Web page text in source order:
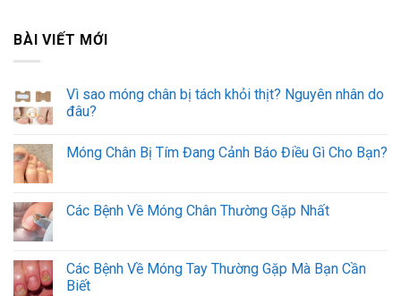
BÀI VIẾT MỚI
Vì sao móng chân bị tách khỏi thịt? Nguyên nhân do
đâu?
Móng Chân Bị Tím Đang Cảnh Báo Điều Gì Cho Bạn?
Các Bệnh Về Móng Chân Thường Gặp Nhất
Các Bệnh Về Móng Tay Thường Gặp Mà Bạn Cần
Biết